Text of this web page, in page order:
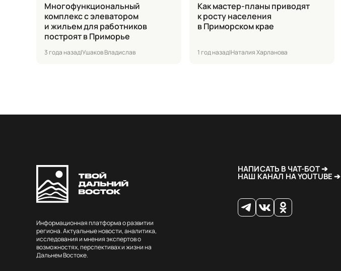
Многофункциональный
комплекс с элеватором
и жильем для работников
построят в Приморье
3 года назад|Ушаков Владислав
Как мастер-планы приводят
к росту населения
в Приморском крае
1 год назад|Наталия Харланова
Информационная платформа о развитии
региона. Актуальные новости, аналитика,
исследования и мнения экспертов о
возможностях, перспективах и жизни на
Дальнем Востоке.
НАПИСАТЬ В ЧАТ-БОТ ➔
НАШ КАНАЛ НА YOUTUBE ➔